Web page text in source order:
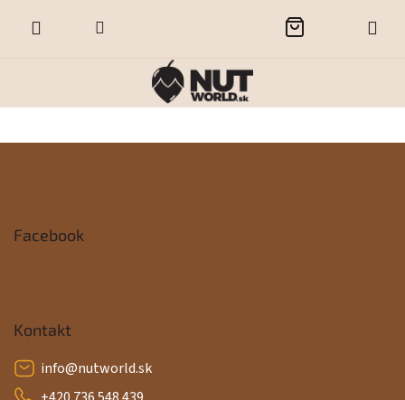
NÁKUPNÝ
p
e
Facebook
Kontakt
info@nutworld.sk